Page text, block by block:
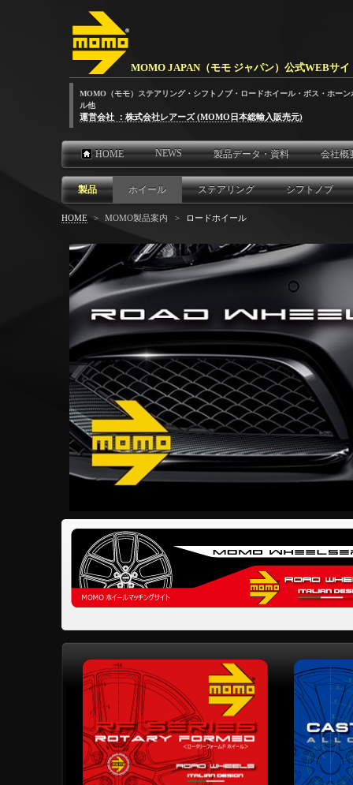
MOMO JAPAN（モモ ジャパン）公式WEBサイ
MOMO（モモ）ステアリング・シフトノブ・ロードホイール・ボス・ホー
ル他
運営会社 ：株式会社レアーズ (MOMO日本総輸入販売元)
HOME NEWS 製品データ・資料 会社概
製品 ホイール ステアリング シフトノブ
HOME > MOMO製品案内 > ロードホイール